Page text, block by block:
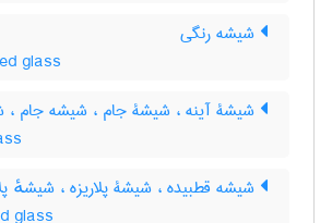
شیشه رنگی
glass
شیشۀ آینه ، شیشۀ جام ، شیشه جام ،
شیشه قطبیده ، شیشۀ پلاریزه ، شیشهٔ
glass